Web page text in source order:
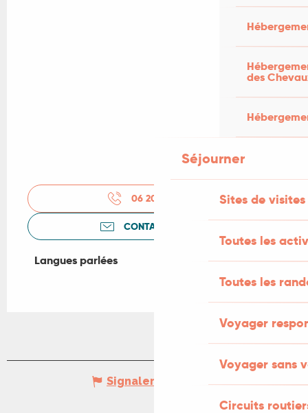
des
Séjourner
Sites de visites
Toutes les
Toutes les
Voyager
Voyager sans
Circuits
06 20 17 63
CONTACTEZ-NOUS
Langues parlées
Langues parlées
Signaler une erreur